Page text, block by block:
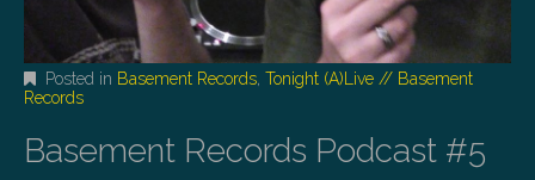
Posted in Basement Records Tonight (A)Live // Basement
Records
Basement Records Podcast #5